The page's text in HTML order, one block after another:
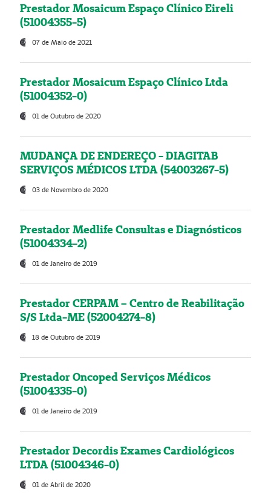
Prestador Mosaicum Espaço Clínico Eireli
(51004355-5)
07 de Maio de 2021
Prestador Mosaicum Espaço Clínico Ltda
(51004352-0)
01 de Outubro de 2020
MUDANÇA DE ENDEREÇO - DIAGITAB
SERVIÇOS MÉDICOS LTDA (54003267-5)
03 de Novembro de 2020
Prestador Medlife Consultas e Diagnósticos
(51004334-2)
01 de Janeiro de 2019
Prestador CERPAM – Centro de Reabilitação
S/S Ltda-ME (52004274-8)
18 de Outubro de 2019
Prestador Oncoped Serviços Médicos
(51004335-0)
01 de Janeiro de 2019
Prestador Decordis Exames Cardiológicos
LTDA (51004346-0)
01 de Abril de 2020